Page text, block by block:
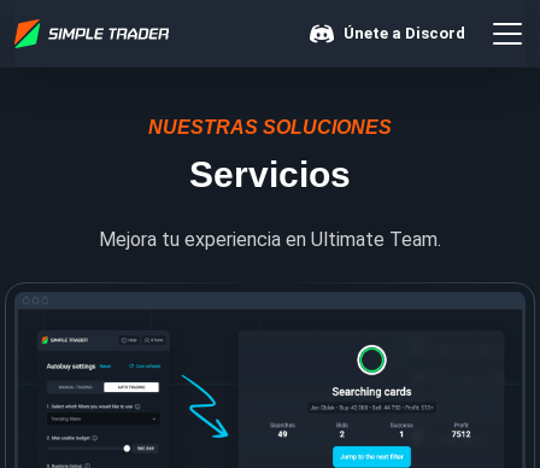
Únete a Discord
NUESTRAS SOLUCIONES
Servicios
Mejora tu experiencia en Ultimate Team.